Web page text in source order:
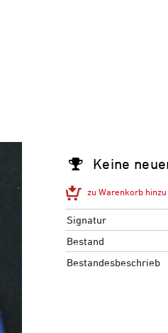
Keine
zu Warenkorb hinzu
Signatur
Bestand
Bestandesbeschrieb